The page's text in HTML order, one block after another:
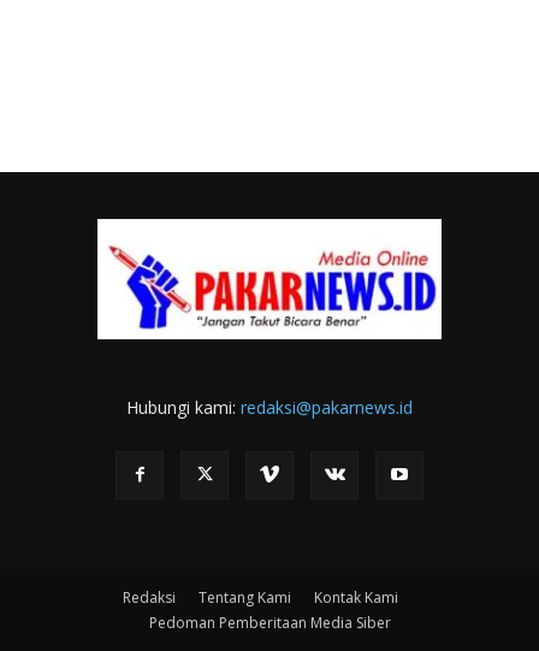
Hubungi kami: redaksi@pakarnews.id
Redaksi Tentang Kami
Kontak Kami
Pedoman Pemberitaan Media Siber